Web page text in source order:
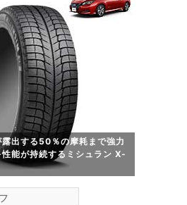
出する50％の摩耗まで強力
能が持続するミシュラン X-